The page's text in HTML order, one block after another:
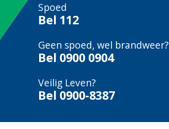
Spoed
Bel 112
Geen spoed, wel brandweer?
Bel 0900 0904
Veilig Leven?
Bel 0900-8387